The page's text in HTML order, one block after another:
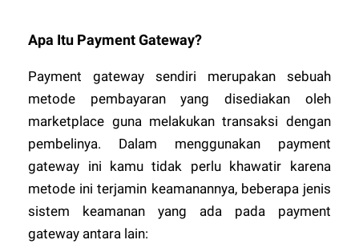
Apa Itu Payment Gateway?
Payment gateway sendiri merupakan sebuah
metode pembayaran yang disediakan oleh
marketplace guna melakukan transaksi dengan
pembelinya. Dalam menggunakan payment
gateway ini kamu tidak perlu khawatir karena
metode ini terjamin keamanannya, beberapa jenis
sistem keamanan yang ada pada payment
gateway antara lain: